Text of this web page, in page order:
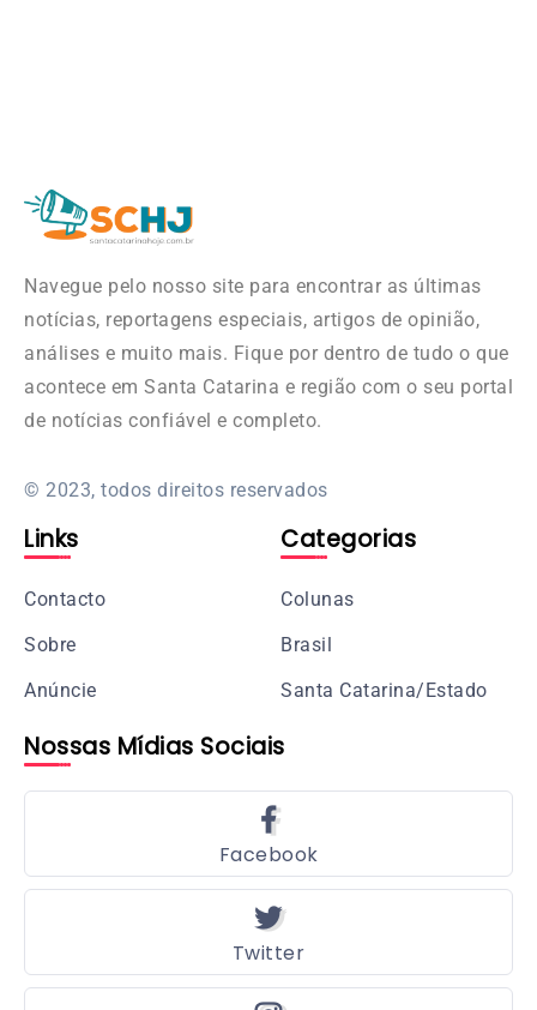
Navegue pelo nosso site para encontrar as últimas
notícias, reportagens especiais, artigos de opinião,
análises e muito mais. Fique por dentro de tudo o que
acontece em Santa Catarina e região com o seu portal
de notícias confiável e completo.
© 2023, todos direitos reservados
Links
Contacto
Sobre
Anúncie
Categorias
Colunas
Brasil
Santa Catarina/Estado
Nossas Mídias Sociais
Facebook
Twitter